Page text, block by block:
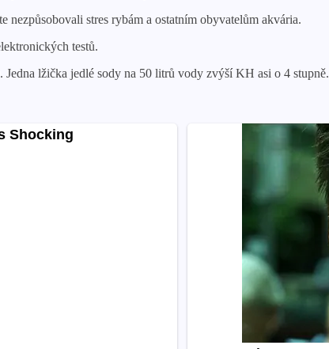
nezpůsobovali stres rybám a ostatním obyvatelům akvária.
testů.
Jedna lžička jedlé sody na 50 litrů vody zvýší KH asi o 4 stupně.